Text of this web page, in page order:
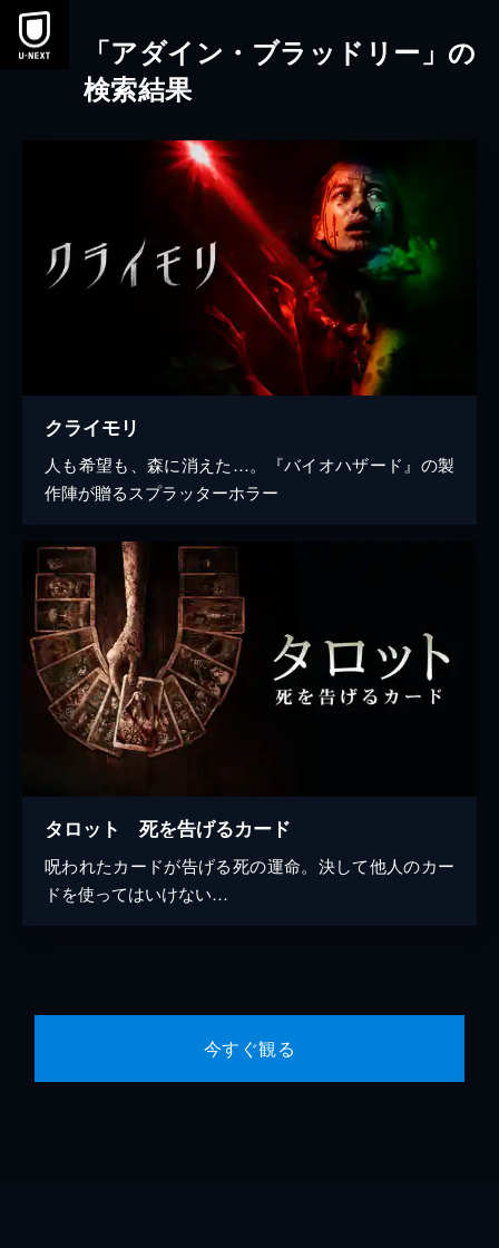
本文へスキップ
「アダイン・ブラッドリー」の
検索結果
クライモリ
人も希望も、森に消えた…。『バイオハザード』の製
作陣が贈るスプラッターホラー
タロット 死を告げるカード
呪われたカードが告げる死の運命。決して他人のカー
ドを使ってはいけない…
今すぐ観る